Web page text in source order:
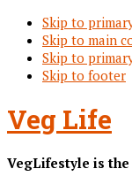
Skip to
Skip to main
Skip to
Skip to footer
Veg Life
VegLifestyle is